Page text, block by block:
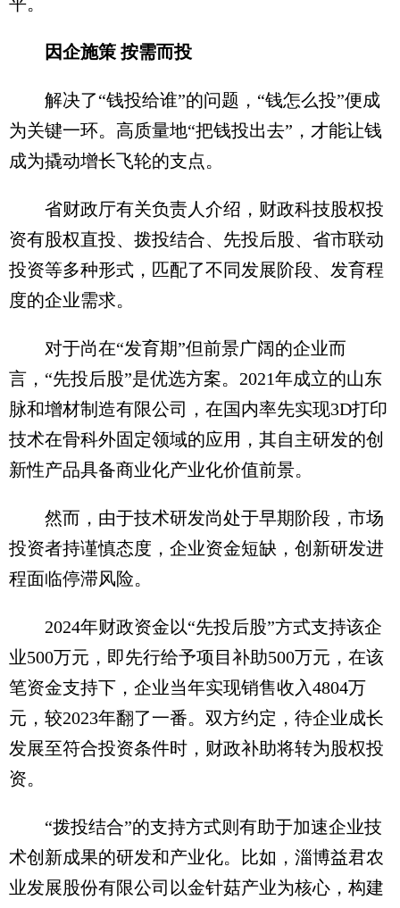
因企施策 按需而投
解决了“钱投给谁”的问题，“钱怎么投”便成
为关键一环。高质量地“把钱投出去”，才能让钱
成为撬动增长飞轮的支点。
省财政厅有关负责人介绍，财政科技股权投
资有股权直投、拨投结合、先投后股、省市联动
投资等多种形式，匹配了不同发展阶段、发育程
度的企业需求。
对于尚在“发育期”但前景广阔的企业而
言，“先投后股”是优选方案。2021年成立的山东
脉和增材制造有限公司，在国内率先实现3D打印
技术在骨科外固定领域的应用，其自主研发的创
新性产品具备商业化产业化价值前景。
然而，由于技术研发尚处于早期阶段，市场
投资者持谨慎态度，企业资金短缺，创新研发进
程面临停滞风险。
2024年财政资金以“先投后股”方式支持该企
业500万元，即先行给予项目补助500万元，在该
笔资金支持下，企业当年实现销售收入4804万
元，较2023年翻了一番。双方约定，待企业成长
发展至符合投资条件时，财政补助将转为股权投
资。
“拨投结合”的支持方式则有助于加速企业技
术创新成果的研发和产业化。比如，淄博益君农
业发展股份有限公司以金针菇产业为核心，构建